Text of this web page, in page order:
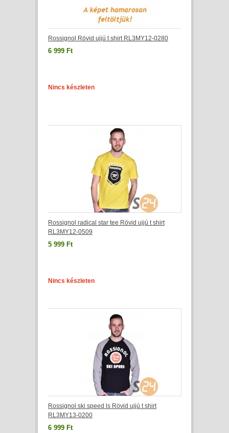
Rossignol Rövid ujjú t shirt RL3MY12-0280
6 999 Ft
Nincs készleten
Rossignol radical star tee Rövid ujjú t shirt
RL3MY12-0509
5 999 Ft
Nincs készleten
Rossignol ski speed ls Rövid ujjú t shirt
RL3MY13-0200
6 999 Ft